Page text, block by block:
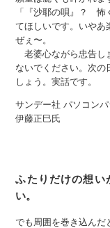
「『沙耶の唄』？ 怖
てほしいです。いやあ
ぜぇ〜。
老婆心ながら忠告し
ないでください。次の
しょう。実話です。
サンデー社 パソコン
伊藤正巳氏
ふたりだけの想い
い。
でも周囲を巻き込んだ